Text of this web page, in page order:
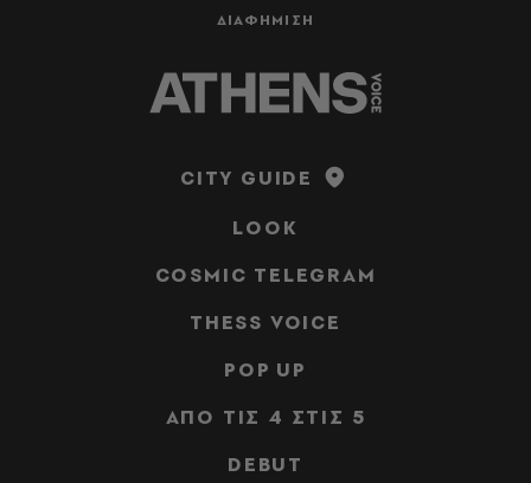
ΔΙΑΦΗΜΙΣΗ
CITY GUIDE
LOOK
COSMIC TELEGRAM
THESS VOICE
POP UP
ΑΠΟ ΤΙΣ 4 ΣΤΙΣ 5
DEBUT